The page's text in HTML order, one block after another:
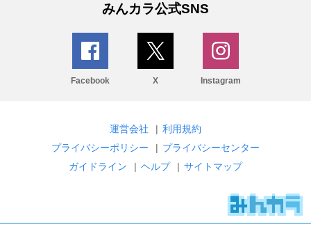
みんカラ公式SNS
Facebook X Instagram
運営会社 | 利用規約
プライバシーポリシー
| プライバシーセンター
ガイドライン
| ヘルプ | サイトマップ